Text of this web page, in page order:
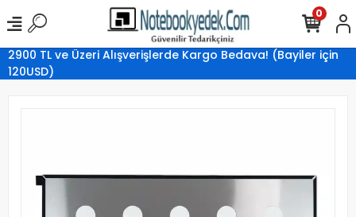
2900 TL ve Üzeri Alışverişlerde Kargo Bedava! (Bayiler için
120USD)
0